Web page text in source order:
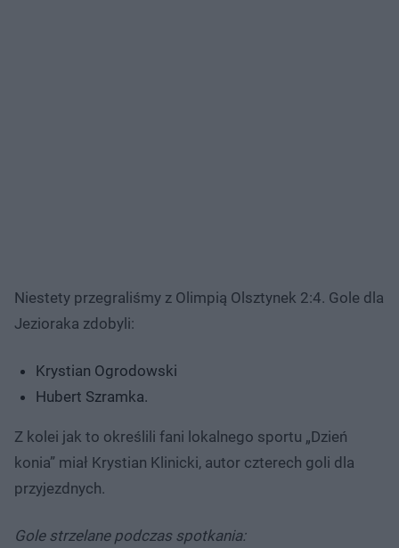
Niestety przegraliśmy z Olimpią Olsztynek 2:4. Gole dla
Jezioraka zdobyli:
Krystian Ogrodowski
Hubert Szramka.
Z kolei jak to określili fani lokalnego sportu „Dzień
konia” miał Krystian Klinicki, autor czterech goli dla
przyjezdnych.
Gole strzelane podczas spotkania: